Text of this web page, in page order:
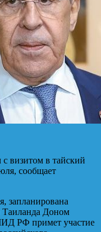
визитом в тайский
сообщает
запланирована
Таиланда Доном
РФ примет участие